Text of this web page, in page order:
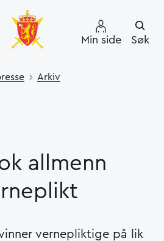
Min side Søk
Arkiv
allmenn
vernepliktige på lik